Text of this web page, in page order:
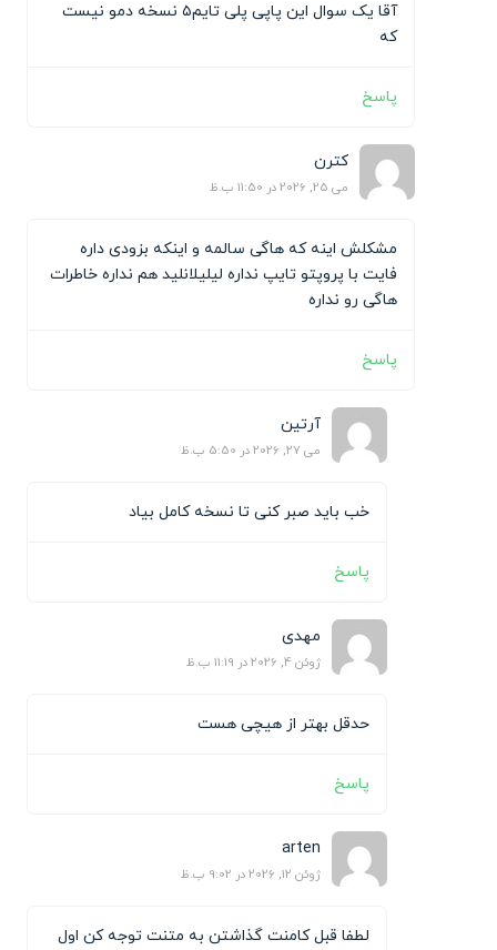
آقا یک سوال این پاپی پلی تایم۵ نسخه دمو نیست
که
پاسخ
کترن
می 25, 2026 در 11:50 ب.ظ
مشکلش اینه که هاگی سالمه و اینکه بزودی داره
فایت با پروپتو تایپ نداره لیلیلانلید هم نداره خاطرات
هاگی رو نداره
پاسخ
آرتین
می 27, 2026 در 5:50 ب.ظ
خب باید صبر کنی تا نسخه کامل بیاد
پاسخ
مهدی
ژوئن 4, 2026 در 11:19 ب.ظ
حدقل بهتر از هیچی هست
پاسخ
arten
ژوئن 12, 2026 در 9:02 ب.ظ
لطفا قبل کامنت گذاشتن به متنت توجه کن اول